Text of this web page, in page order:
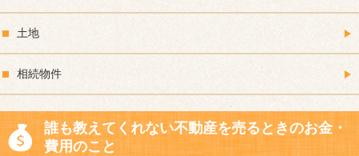
土地
相続物件
誰も教えてくれない不動産を売るときのお金・
費用のこと